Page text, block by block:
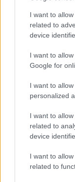
I want to
related to
device
I want to
Google for
I want to
personalized
I want to
related to
device
I want to
related to